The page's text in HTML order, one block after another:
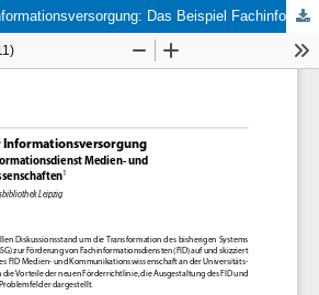
Neue Wege in der Informationsversorgung: Das Beispiel Fachinformationsdienst Medien- und Kommunikationswissenschaft